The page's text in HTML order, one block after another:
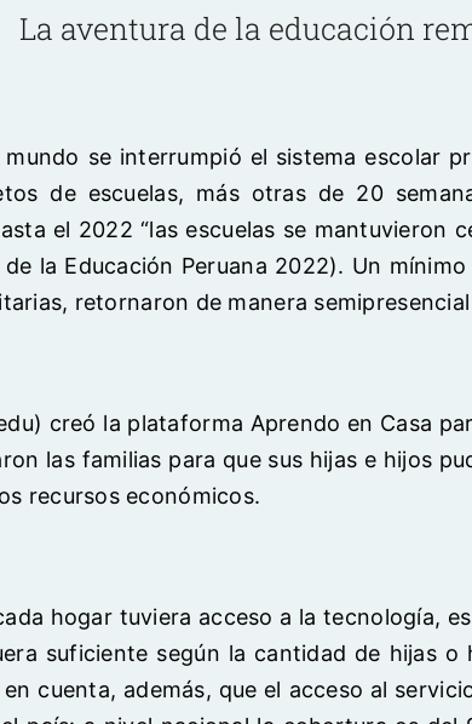
La aventura de la educación
se interrumpió el sistema escolar
de escuelas, más otras de 20
el 2022 “las escuelas se mantuvieron
la Educación Peruana 2022). Un
retornaron de manera
creó la plataforma Aprendo en Casa
las familias para que sus hijas e hijos
recursos económicos.
hogar tuviera acceso a la tecnología,
suficiente según la cantidad de hijas
cuenta, además, que el acceso al